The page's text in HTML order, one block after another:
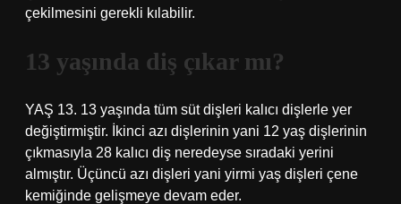
çekilmesini gerekli kılabilir.
13 yaşında diş çıkar mı?
YAŞ 13. 13 yaşında tüm süt dişleri kalıcı dişlerle yer
değiştirmiştir. İkinci azı dişlerinin yani 12 yaş dişlerinin
çıkmasıyla 28 kalıcı diş neredeyse sıradaki yerini
almıştır. Üçüncü azı dişleri yani yirmi yaş dişleri çene
kemiğinde gelişmeye devam eder.